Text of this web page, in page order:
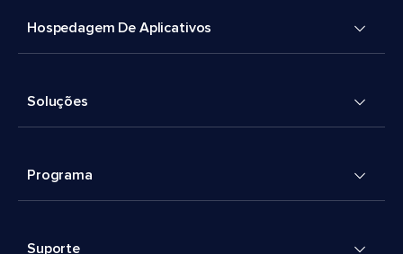
Hospedagem De Aplicativos
Soluções
Programa
Suporte